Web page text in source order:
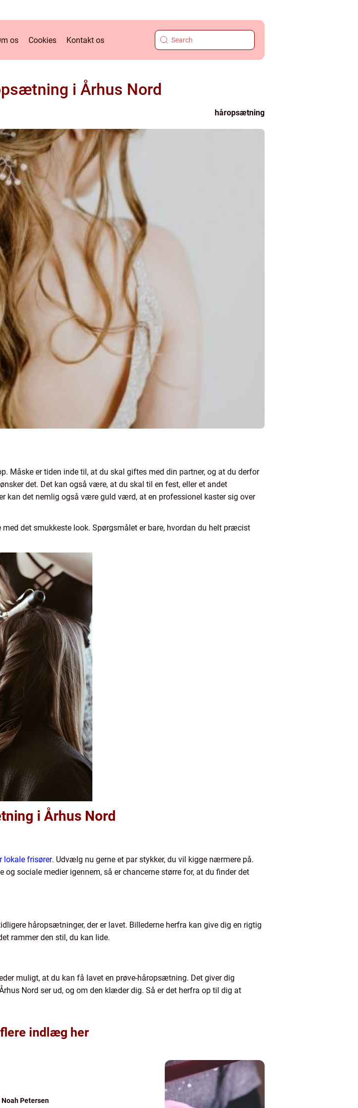
os Cookies Kontakt os
i Århus Nord
håropsætning
Måske er tiden inde til, at du skal giftes med din partner, og at du derfor
det. Det kan også være, at du skal til en fest, eller et andet
kan det nemlig også være guld værd, at en professionel kaster sig over
det smukkeste look. Spørgsmålet er bare, hvordan du helt præcist
i Århus Nord
lokale frisører. Udvælg nu gerne et par stykker, du vil kigge nærmere på.
sociale medier igennem, så er chancerne større for, at du finder det
håropsætninger, der er lavet. Billederne herfra kan give dig en rigtig
rammer den stil, du kan lide.
muligt, at du kan få lavet en prøve-håropsætning. Det giver dig
Nord ser ud, og om den klæder dig. Så er det herfra op til dig at
indlæg her
Noah Petersen